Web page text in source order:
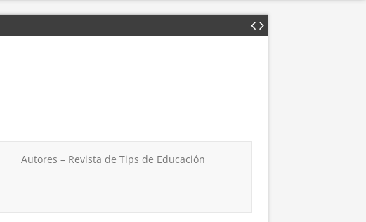
Autores – Revista de Tips de Educación